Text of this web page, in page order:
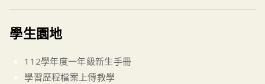
學生園地
112學年度一年級新生手冊
學習歷程檔案上傳教學